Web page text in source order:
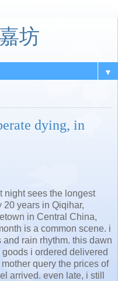
坊
▼
dying, in
night sees the longest
years in Qiqihar,
in Central China,
is a common scene. i
rain rhythm. this dawn
i ordered delivered
query the prices of
arrived. even late, i still